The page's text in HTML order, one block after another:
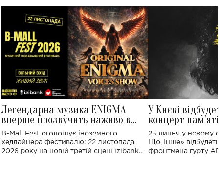
Легендарна музика ENIGMA
вперше прозвучить наживо в
Україні: де відбудеться концерт
B-Mall Fest оголошує іноземного
хедлайнера фестивалю: 22 листопада
2026 року на новій третій сцені izibank
У Києві
концерт
Клименка:
виконають
25 липня у новому
Що, Інше»
фронтмена гурту